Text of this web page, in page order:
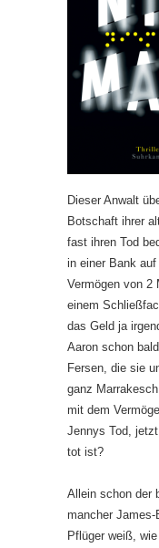
Dieser Anwalt
Botschaft ihrer
fast ihren Tod
in einer Bank
Vermögen von 2
einem
das Geld ja
Aaron schon
Fersen, die sie
ganz
mit dem
Jennys Tod,
tot ist?
Allein schon der
mancher James-
Pflüger weiß,